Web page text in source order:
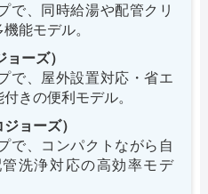
で、同時給湯や配管クリ
能モデル。
ーズ）
で、屋外設置対応・省エ
きの便利モデル。
ョーズ）
で、コンパクトながら自
洗浄対応の高効率モデ